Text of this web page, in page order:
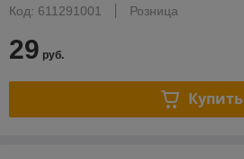
Код: 611291001
Розница
29 руб.
Купить